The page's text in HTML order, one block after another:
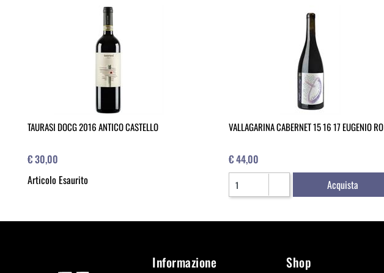
TAURASI DOCG 2016 ANTICO CASTELLO
€ 30,00
Articolo Esaurito
VALLAGARINA CABERNET 15 16 17 EUGENIO RO
€ 44,00
Quantità
Acquista
Informazione Shop